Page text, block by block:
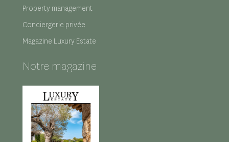
Property management
Conciergerie privée
Magazine Luxury Estate
Notre magazine